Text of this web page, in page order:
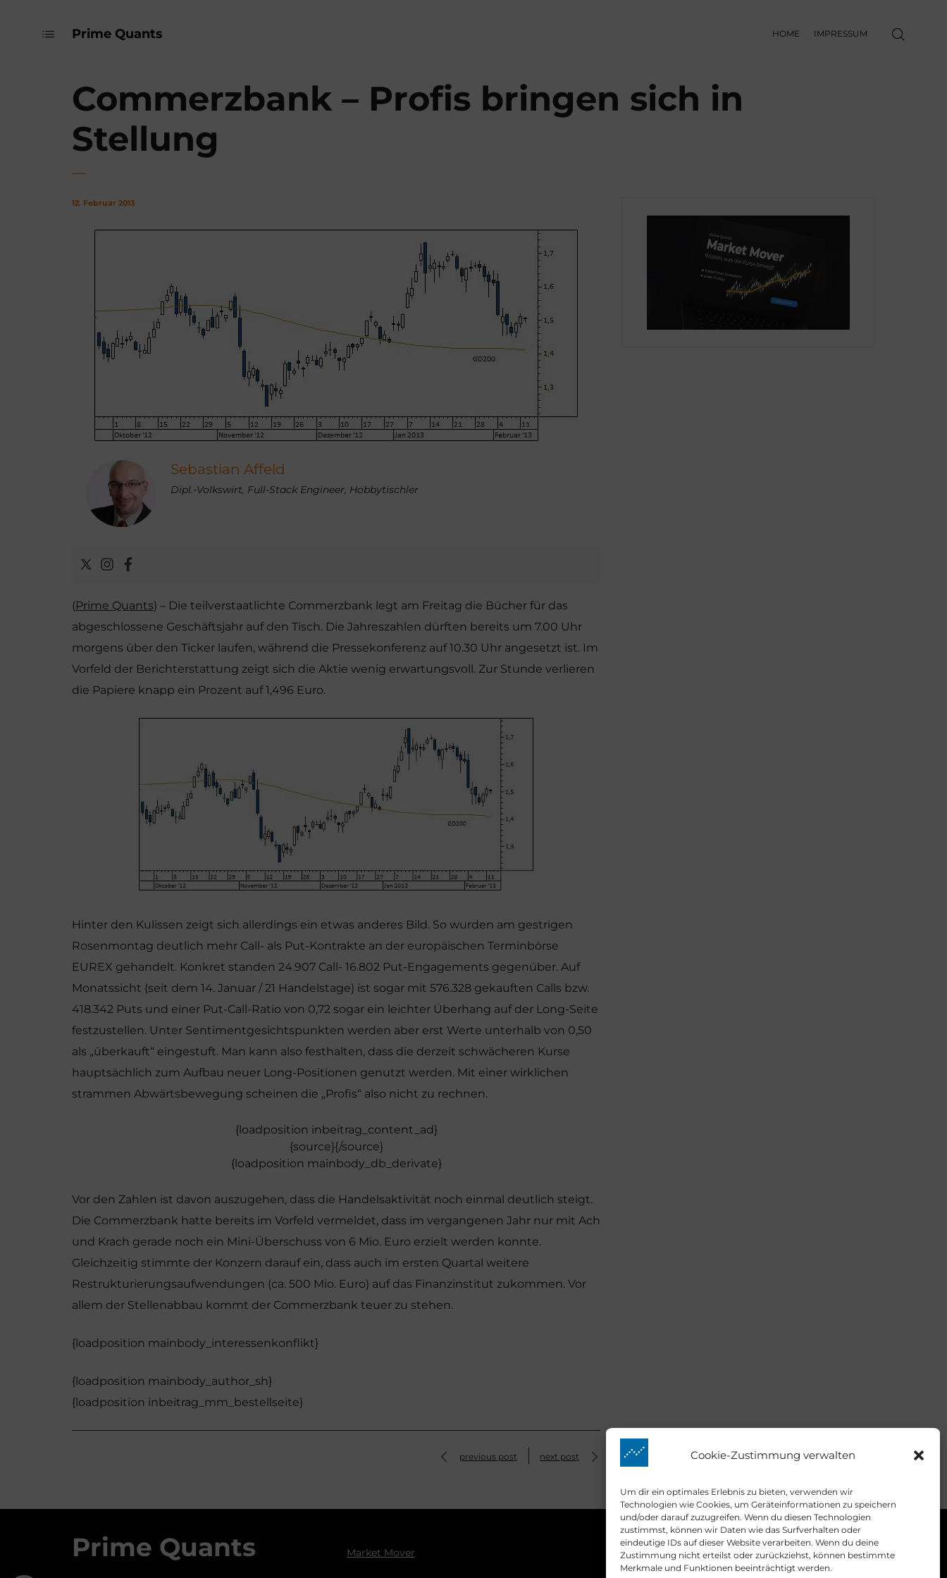
Cookie-Zustimmung verwalten
Um dir ein optimales Erlebnis zu bieten, verwenden wir
Technologien wie Cookies, um Geräteinformationen zu speichern
und/oder darauf zuzugreifen. Wenn du diesen Technologien
zustimmst, können wir Daten wie das Surfverhalten oder
eindeutige IDs auf dieser Website verarbeiten. Wenn du deine
Zustimmung nicht erteilst oder zurückziehst, können bestimmte
Merkmale und Funktionen beeinträchtigt werden.
Prime Quants HOME IMPRESSUM
Commerzbank – Profis bringen sich in
Stellung
12. Februar 2013
Sebastian Affeld
Dipl.-Volkswirt, Full-Stack Engineer, Hobbytischler
(Prime Quants) – Die teilverstaatlichte Commerzbank legt am Freitag die Bücher für das
abgeschlossene Geschäftsjahr auf den Tisch. Die Jahreszahlen dürften bereits um 7.00 Uhr
morgens über den Ticker laufen, während die Pressekonferenz auf 10.30 Uhr angesetzt ist. Im
Vorfeld der Berichterstattung zeigt sich die Aktie wenig erwartungsvoll. Zur Stunde verlieren
die Papiere knapp ein Prozent auf 1,496 Euro.
Hinter den Kulissen zeigt sich allerdings ein etwas anderes Bild. So wurden am gestrigen
Rosenmontag deutlich mehr Call- als Put-Kontrakte an der europäischen Terminbörse
EUREX gehandelt. Konkret standen 24.907 Call- 16.802 Put-Engagements gegenüber. Auf
Monatssicht (seit dem 14. Januar / 21 Handelstage) ist sogar mit 576.328 gekauften Calls bzw.
418.342 Puts und einer Put-Call-Ratio von 0,72 sogar ein leichter Überhang auf der Long-Seite
festzustellen. Unter Sentimentgesichtspunkten werden aber erst Werte unterhalb von 0,50
als „überkauft“ eingestuft. Man kann also festhalten, dass die derzeit schwächeren Kurse
hauptsächlich zum Aufbau neuer Long-Positionen genutzt werden. Mit einer wirklichen
strammen Abwärtsbewegung scheinen die „Profis“ also nicht zu rechnen.
{loadposition inbeitrag_content_ad}
{source}{/source}
{loadposition mainbody_db_derivate}
Vor den Zahlen ist davon auszugehen, dass die Handelsaktivität noch einmal deutlich steigt.
Die Commerzbank hatte bereits im Vorfeld vermeldet, dass im vergangenen Jahr nur mit Ach
und Krach gerade noch ein Mini-Überschuss von 6 Mio. Euro erzielt werden konnte.
Gleichzeitig stimmte der Konzern darauf ein, dass auch im ersten Quartal weitere
Restrukturierungsaufwendungen (ca. 500 Mio. Euro) auf das Finanzinstitut zukommen. Vor
allem der Stellenabbau kommt der Commerzbank teuer zu stehen.
{loadposition mainbody_interessenkonflikt}
{loadposition mainbody_author_sh}
{loadposition inbeitrag_mm_bestellseite}
previous post next post
Prime Quants Market Mover Kontakt